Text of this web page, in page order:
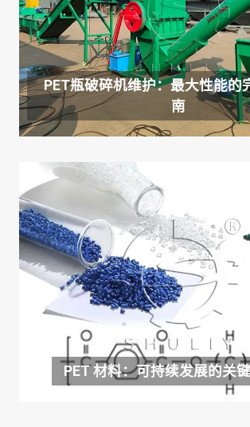
PET瓶破碎机维护：最大性能的
南
PET 材料：可持续发展的关